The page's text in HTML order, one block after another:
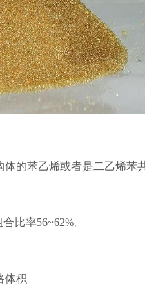
的苯乙烯或者是二乙烯苯
比率56~62%。
体积